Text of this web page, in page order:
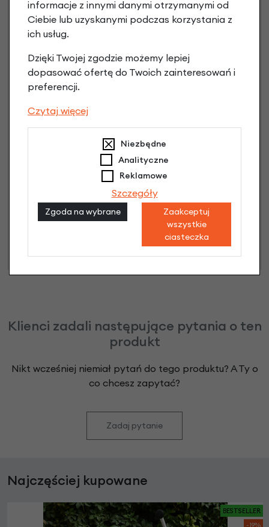
3 miesiące nie płacisz
Poznaj szczegóły
Niniejsza propozycja nie stanowi oferty w rozumieniu art.
66 Kodeksu Cywilnego. Ostateczna decyzja o warunkach
i przyznaniu kredytu zostanie podjęta po ocenie
Klienci zadali następujące pytania o ten
produkt
Nikt wcześniej niemiał pytań do tego produktu? A Ty o
co chcesz zapytać?
Zadaj pytanie
Najczęściej kupowane
BESTSELLER
-19%
informacje z innymi danymi otrzymanymi od
Ciebie lub uzyskanymi podczas korzystania z
ich usług.
Dzięki Twojej zgodzie możemy lepiej
dopasować ofertę do Twoich zainteresowań i
preferencji.
Czytaj więcej
Niezbędne
Analityczne
Reklamowe
Szczegóły
Zgoda na wybrane
Zaakceptuj
wszystkie
ciasteczka